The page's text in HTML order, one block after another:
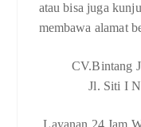
atau bisa juga
membawa alamat
CV.Bintang
Jl. Siti I